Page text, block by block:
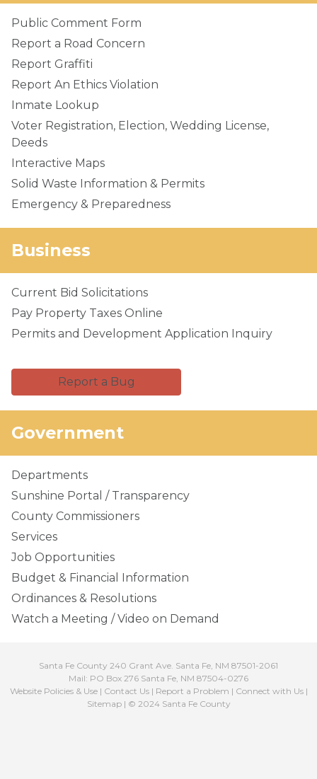
Public Comment Form
Report a Road Concern
Report Graffiti
Report An Ethics Violation
Inmate Lookup
Voter Registration, Election, Wedding License,
Deeds
Interactive Maps
Solid Waste Information & Permits
Emergency & Preparedness
Business
Current Bid Solicitations
Pay Property Taxes Online
Permits and Development Application Inquiry
Report a Bug
Government
Departments
Sunshine Portal / Transparency
County Commissioners
Services
Job Opportunities
Budget & Financial Information
Ordinances & Resolutions
Watch a Meeting / Video on Demand
Santa Fe County 240 Grant Ave. Santa Fe, NM 87501-2061
Mail: PO Box 276 Santa Fe, NM 87504-0276
Website Policies & Use| Contact Us| Report a Problem | Connect with Us|
Sitemap| © 2024 Santa Fe County